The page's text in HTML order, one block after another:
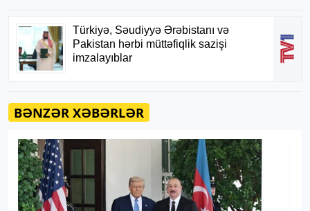
BƏNZƏR XƏBƏRLƏR